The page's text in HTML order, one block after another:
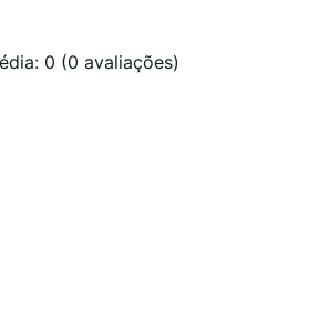
0 (0 avaliações)